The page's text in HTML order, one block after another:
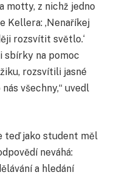
motty, z nichž jedno
Kellera: ,Nenaříkej
rozsvítit světlo.‘
sbírky na pomoc
rozsvítili jasné
všechny,“ uvedl
teď jako student měl
neváhá:
a hledání